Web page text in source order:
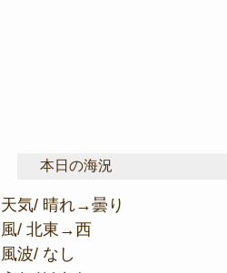
本日の海況
天気/ 晴れ→曇り
風/ 北東→西
風波/ なし